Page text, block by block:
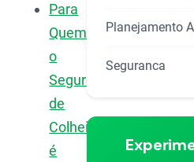
Para
Quem
o
Seguro
de
Colheita
é
Planejamento
Seguranca